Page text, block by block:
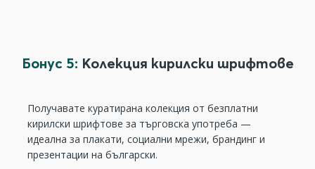
Бонус 5: Колекция кирилски шрифтове
Получавате куратирана колекция от безплатни
кирилски шрифтове за търговска употреба —
идеална за плакати, социални мрежи, брандинг и
презентации на български.